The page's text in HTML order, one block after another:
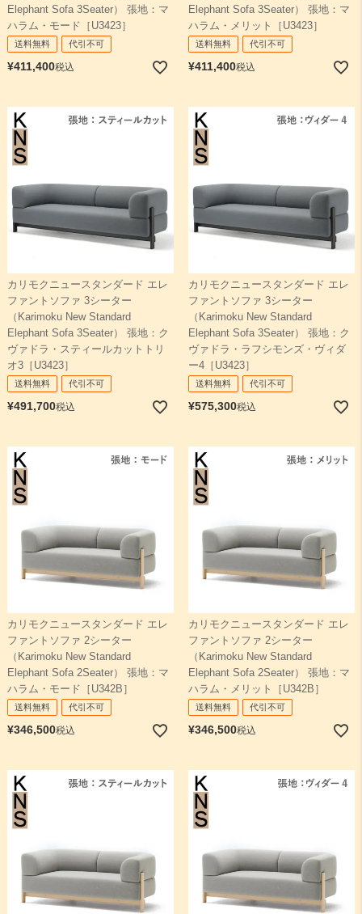
Elephant Sofa 3Seater） 張地：マ
ハラム・モード［U3423］
送料無料 代引不可
¥411,400税込
Elephant Sofa 3Seater） 張地：マ
ハラム・メリット［U3423］
送料無料 代引不可
¥411,400税込
カリモクニュースタンダード エレ
ファントソファ 3シーター
（Karimoku New Standard
Elephant Sofa 3Seater） 張地：ク
ヴァドラ・スティールカットトリ
オ3［U3423］
送料無料 代引不可
¥491,700税込
カリモクニュースタンダード エレ
ファントソファ 3シーター
（Karimoku New Standard
Elephant Sofa 3Seater） 張地：ク
ヴァドラ・ラフシモンズ・ヴィダ
ー4［U3423］
送料無料 代引不可
¥575,300税込
カリモクニュースタンダード エレ
ファントソファ 2シーター
（Karimoku New Standard
Elephant Sofa 2Seater） 張地：マ
ハラム・モード［U342B］
送料無料 代引不可
¥346,500税込
カリモクニュースタンダード エレ
ファントソファ 2シーター
（Karimoku New Standard
Elephant Sofa 2Seater） 張地：マ
ハラム・メリット［U342B］
送料無料 代引不可
¥346,500税込